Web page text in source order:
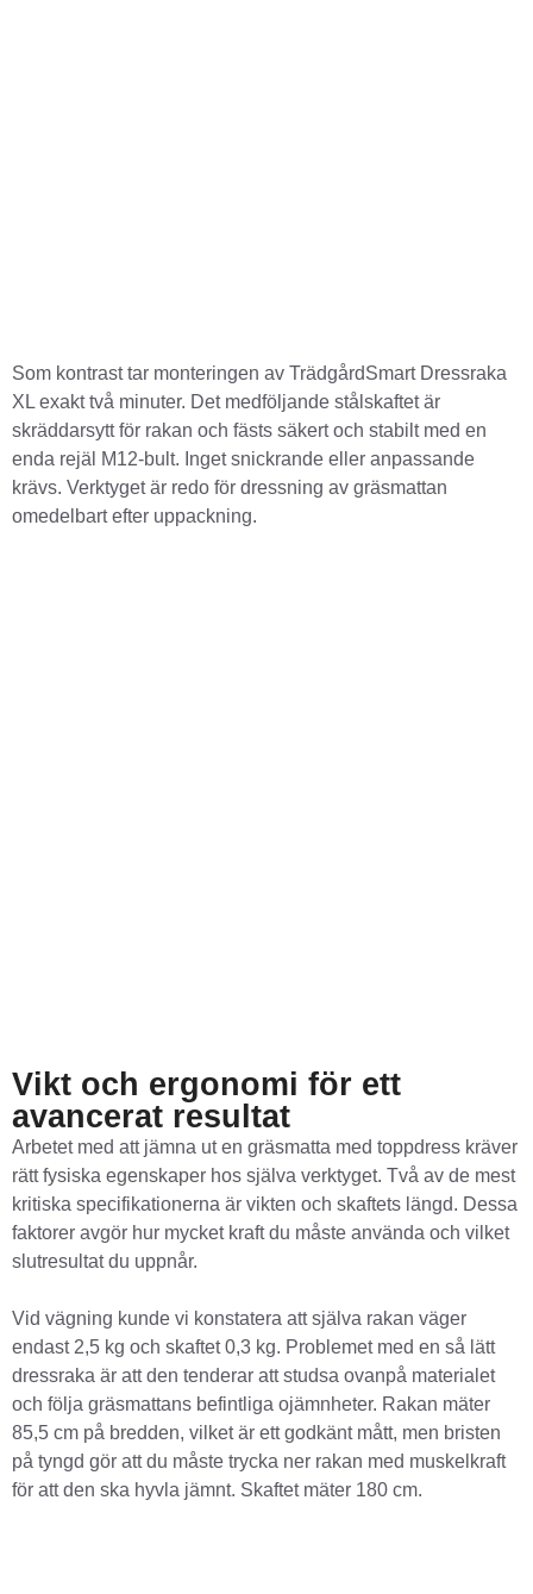
Som kontrast tar monteringen av TrädgårdSmart Dressraka
XL exakt två minuter. Det medföljande stålskaftet är
skräddarsytt för rakan och fästs säkert och stabilt med en
enda rejäl M12-bult. Inget snickrande eller anpassande
krävs. Verktyget är redo för dressning av gräsmattan
omedelbart efter uppackning.
Vikt och ergonomi för ett
avancerat resultat
Arbetet med att jämna ut en gräsmatta med toppdress kräver
rätt fysiska egenskaper hos själva verktyget. Två av de mest
kritiska specifikationerna är vikten och skaftets längd. Dessa
faktorer avgör hur mycket kraft du måste använda och vilket
slutresultat du uppnår.
Vid vägning kunde vi konstatera att själva rakan väger
endast 2,5 kg och skaftet 0,3 kg. Problemet med en så lätt
dressraka är att den tenderar att studsa ovanpå materialet
och följa gräsmattans befintliga ojämnheter. Rakan mäter
85,5 cm på bredden, vilket är ett godkänt mått, men bristen
på tyngd gör att du måste trycka ner rakan med muskelkraft
för att den ska hyvla jämnt. Skaftet mäter 180 cm.